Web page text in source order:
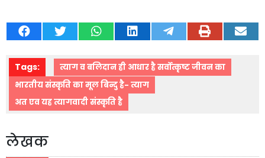
Tags:
त्याग व बलिदान ही आधार है सर्वोत्कृष्ट जीवन का
भारतीय संस्कृति का मूल बिन्दु है- त्याग
अत एव यह त्यागवादी संस्कृति है
लेखक